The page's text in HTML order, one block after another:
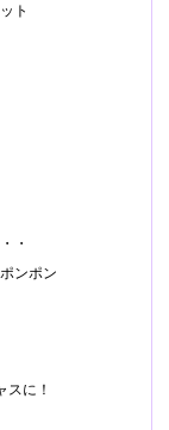
ト
・
ンポン
に！